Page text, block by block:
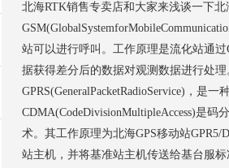
北海RTK销售专卖店和大家来浅谈一下北
站可以进行呼叫。工作原理是流化站通
据获得差分后的数据对观测数据进行处理
GPRS(GeneralPacketRadioService)，是
CDMA(CodeDivisionMultipleAccess)是
术。其工作原理为北海GPS移动站GPR5/
站主机，并将基准站主机传送给基台服